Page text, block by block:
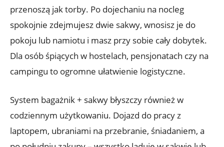
przenoszą jak torby. Po dojechaniu na nocleg
spokojnie zdejmujesz dwie sakwy, wnosisz je do
pokoju lub namiotu i masz przy sobie cały dobytek.
Dla osób śpiących w hostelach, pensjonatach czy na
campingu to ogromne ułatwienie logistyczne.
System bagażnik + sakwy błyszczy również w
codziennym użytkowaniu. Dojazd do pracy z
laptopem, ubraniami na przebranie, śniadaniem, a